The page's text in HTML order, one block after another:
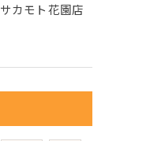
カモト花園店